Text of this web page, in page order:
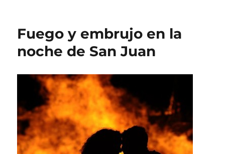
Fuego y embrujo en la
noche de San Juan